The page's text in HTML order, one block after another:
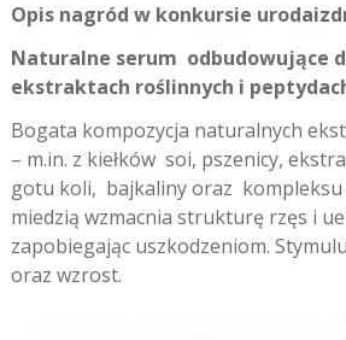
Opis nagród w konkursie
Naturalne serum odbudowujące
ekstraktach roślinnych i
Bogata kompozycja naturalnych
– m.in. z kiełków soi, pszenicy,
gotu koli, bajkaliny oraz kompleksu
miedzią wzmacnia strukturę rzęs i
zapobiegając uszkodzeniom.
oraz wzrost.